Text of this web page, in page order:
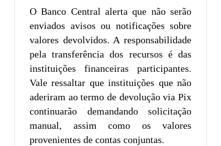
O Banco Central alerta que não serão
enviados avisos ou notificações sobre
valores devolvidos. A responsabilidade
pela transferência dos recursos é das
instituições financeiras participantes.
Vale ressaltar que instituições que não
aderiram ao termo de devolução via Pix
continuarão demandando solicitação
manual, assim como os valores
provenientes de contas conjuntas.